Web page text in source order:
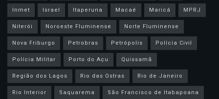
Inmet
Israel Itaperuna Macaé Maricá
MPRJ
Niterói
Noroeste Fluminense
Norte Fluminense
Nova Friburgo
Petrobras Petrópolis
Polícia Civil
Polícia Militar
Porto do Açu
Quissamã
Região dos Lagos
Rio das Ostras
Rio de Janeiro
Rio Interior
Saquarema
São Francisco de Itabapoana